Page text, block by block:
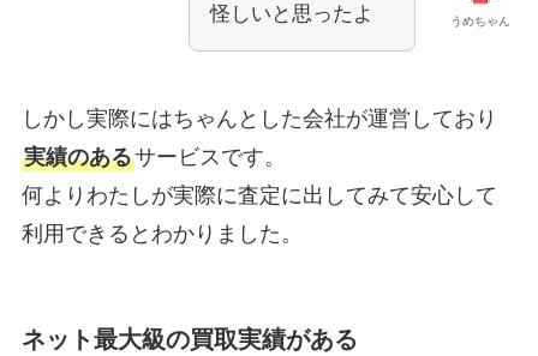
うめちゃん
怪しいと思ったよ
しかし実際にはちゃんとした会社が運営しており
実績のあるサービスです。
何よりわたしが実際に査定に出してみて安心して
利用できるとわかりました。
ネット最大級の買取実績がある